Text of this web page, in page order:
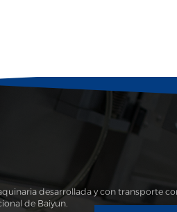
desarrollada y con transporte
de Baiyun.